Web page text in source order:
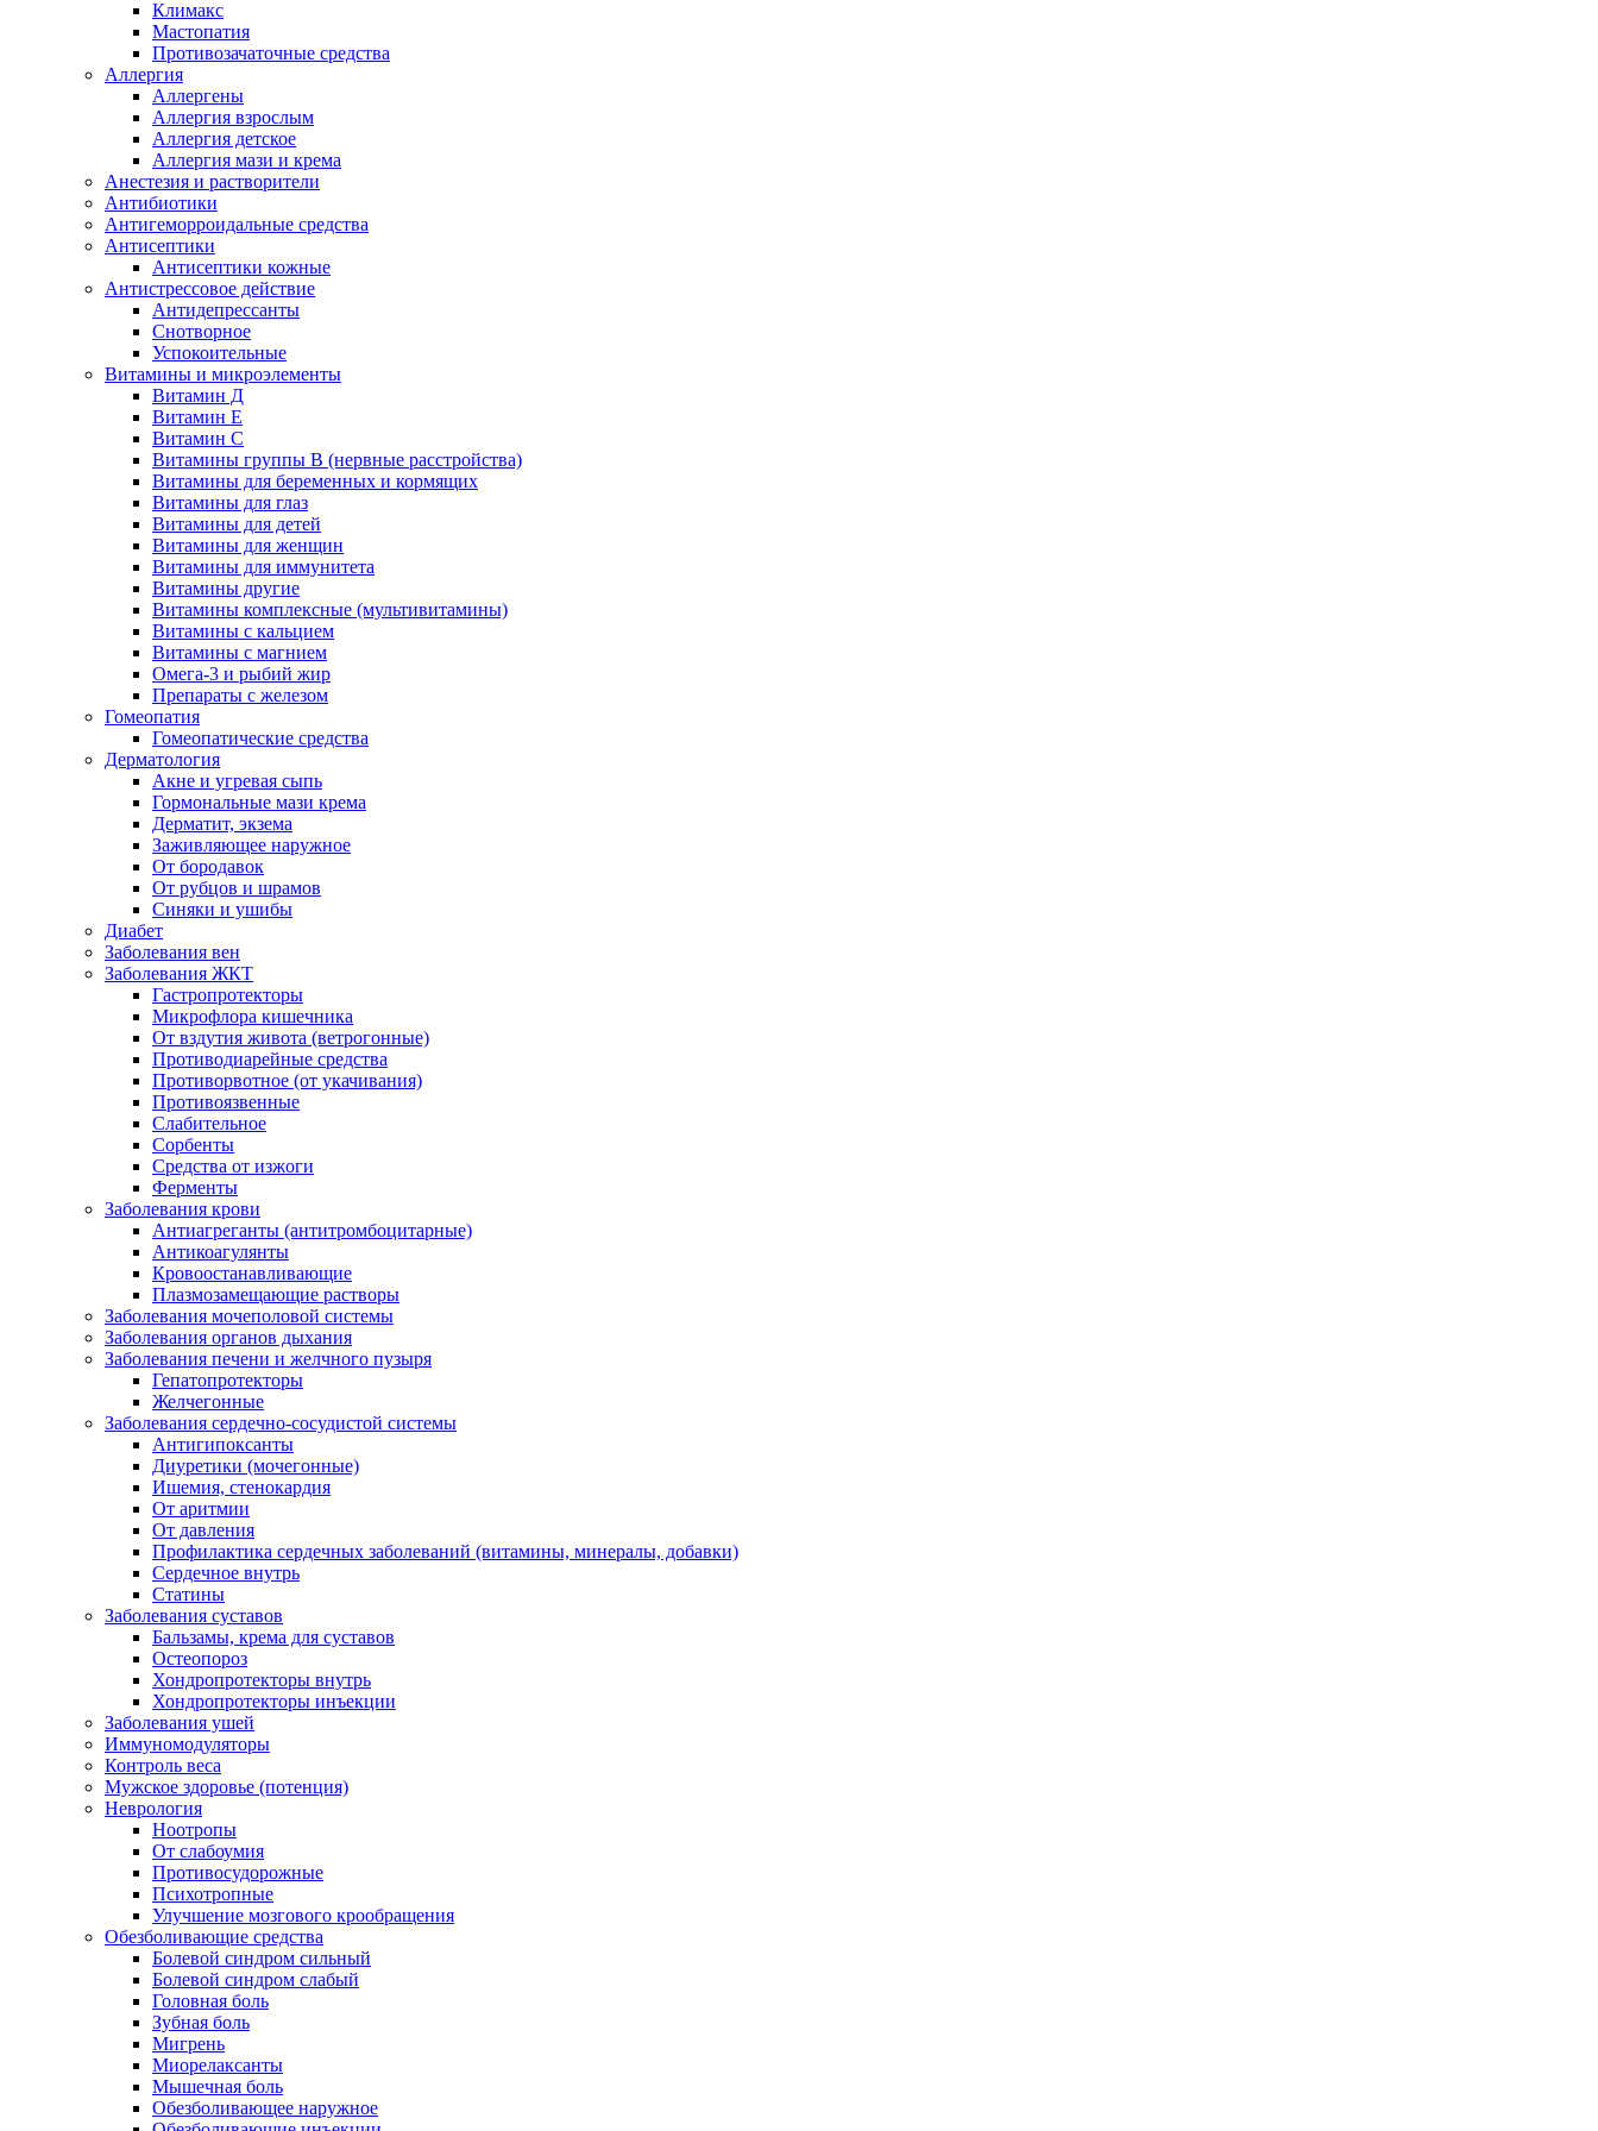
Климакс
Мастопатия
Противозачаточные средства
Аллергия
Аллергены
Аллергия взрослым
Аллергия детское
Аллергия мази и крема
Анестезия и растворители
Антибиотики
Антигеморроидальные средства
Антисептики
Антисептики кожные
Антистрессовое действие
Антидепрессанты
Снотворное
Успокоительные
Витамины и микроэлементы
Витамин Д
Витамин Е
Витамин С
Витамины группы В (нервные расстройства)
Витамины для беременных и кормящих
Витамины для глаз
Витамины для детей
Витамины для женщин
Витамины для иммунитета
Витамины другие
Витамины комплексные (мультивитамины)
Витамины с кальцием
Витамины с магнием
Омега-3 и рыбий жир
Препараты с железом
Гомеопатия
Гомеопатические средства
Дерматология
Акне и угревая сыпь
Гормональные мази крема
Дерматит, экзема
Заживляющее наружное
От бородавок
От рубцов и шрамов
Синяки и ушибы
Диабет
Заболевания вен
Заболевания ЖКТ
Гастропротекторы
Микрофлора кишечника
От вздутия живота (ветрогонные)
Противодиарейные средства
Противорвотное (от укачивания)
Противоязвенные
Слабительное
Сорбенты
Средства от изжоги
Ферменты
Заболевания крови
Антиагреганты (антитромбоцитарные)
Антикоагулянты
Кровоостанавливающие
Плазмозамещающие растворы
Заболевания мочеполовой системы
Заболевания органов дыхания
Заболевания печени и желчного пузыря
Гепатопротекторы
Желчегонные
Заболевания сердечно-сосудистой системы
Антигипоксанты
Диуретики (мочегонные)
Ишемия, стенокардия
От аритмии
От давления
Профилактика сердечных заболеваний (витамины, минералы, добавки)
Сердечное внутрь
Статины
Заболевания суставов
Бальзамы, крема для суставов
Остеопороз
Хондропротекторы внутрь
Хондропротекторы инъекции
Заболевания ушей
Иммуномодуляторы
Контроль веса
Мужское здоровье (потенция)
Неврология
Ноотропы
От слабоумия
Противосудорожные
Психотропные
Улучшение мозгового крообращения
Обезболивающие средства
Болевой синдром сильный
Болевой синдром слабый
Головная боль
Зубная боль
Мигрень
Миорелаксанты
Мышечная боль
Обезболивающее наружное